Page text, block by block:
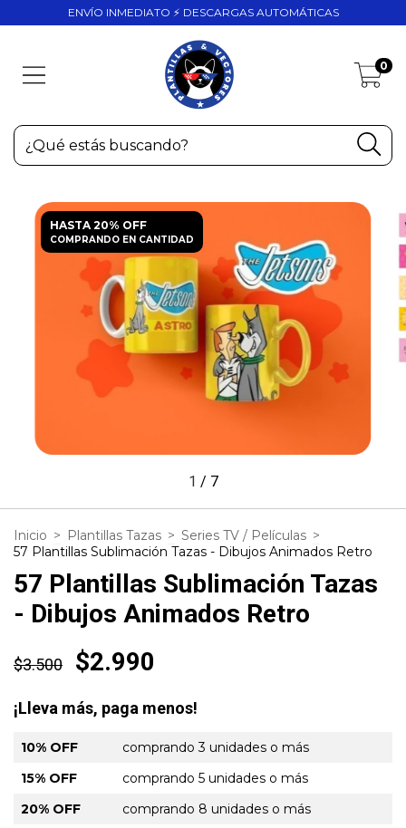
ENVÍO INMEDIATO ⚡ DESCARGAS AUTOMÁTICAS
0
HASTA 20% OFF
COMPRANDO EN CANTIDAD
1 / 7
Inicio > Plantillas Tazas > Series TV / Películas >
57 Plantillas Sublimación Tazas - Dibujos Animados Retro
57 Plantillas Sublimación Tazas
- Dibujos Animados Retro
$3.500 $2.990
¡Lleva más, paga menos!
10% OFF
comprando 3 unidades o más
15% OFF
comprando 5 unidades o más
20% OFF
comprando 8 unidades o más